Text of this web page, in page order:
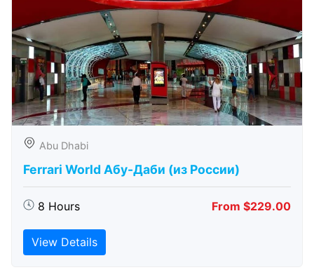
Abu Dhabi
Ferrari World Абу-Даби (из России)
8 Hours From $229.00
View Details